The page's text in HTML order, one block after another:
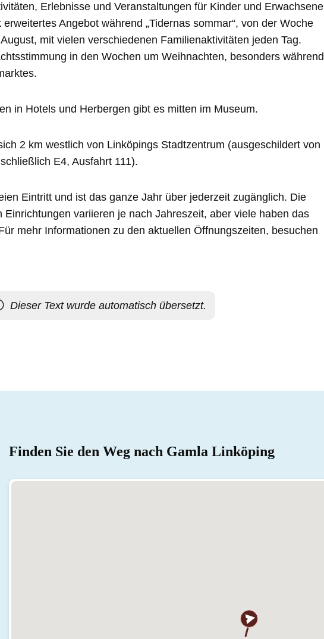
Erlebnisse und Veranstaltungen für Kinder und Erwachsene
Angebot während „Tidernas sommar“, von der Woche
mit vielen verschiedenen Familienaktivitäten jeden Tag.
in den Wochen um Weihnachten, besonders während
in Hotels und Herbergen gibt es mitten im Museum.
2 km westlich von Linköpings Stadtzentrum (ausgeschildert von
E4, Ausfahrt 111).
Eintritt und ist das ganze Jahr über jederzeit zugänglich. Die
Einrichtungen variieren je nach Jahreszeit, aber viele haben das
mehr Informationen zu den aktuellen Öffnungszeiten, besuchen
Dieser Text wurde automatisch übersetzt.
Finden Sie den Weg nach Gamla Linköping